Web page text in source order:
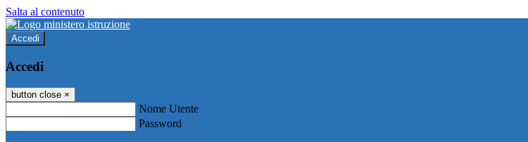
Salta al contenuto
Accedi
Accedi
button close ×
Nome Utente
Password